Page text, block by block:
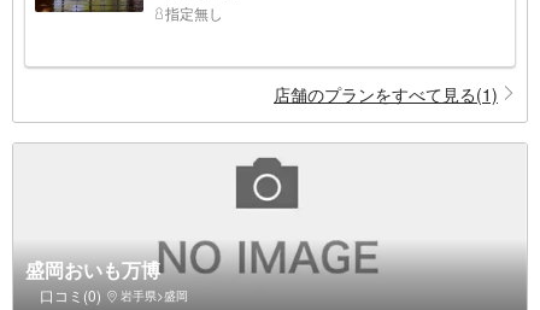
指定無し
店舗のプランをすべて見る(1)
盛岡おいも万博
口コミ(0) 岩手県>盛岡